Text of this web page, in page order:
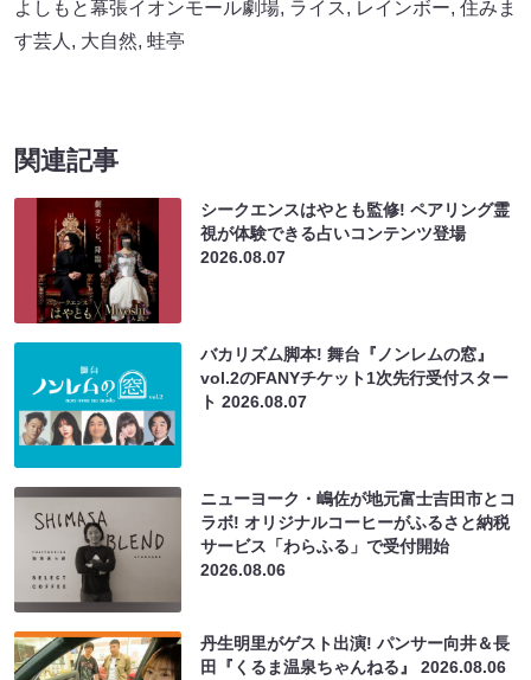
よしもと幕張イオンモール劇場, ライス, レインボー, 住みま
す芸人 , 大自然, 蛙亭
関連記事
シークエンスはやとも監修! ペアリング霊
視が体験できる占いコンテンツ登場
2026.08.07
バカリズム脚本! 舞台『ノンレムの窓』
vol.2のFANYチケット1次先行受付スター
ト2026.08.07
ニューヨーク・嶋佐が地元富士吉田市とコ
ラボ! オリジナルコーヒーがふるさと納税
サービス「わらふる」で受付開始
2026.08.06
丹生明里がゲスト出演! パンサー向井＆長
田『くるま温泉ちゃんねる』2026.08.06